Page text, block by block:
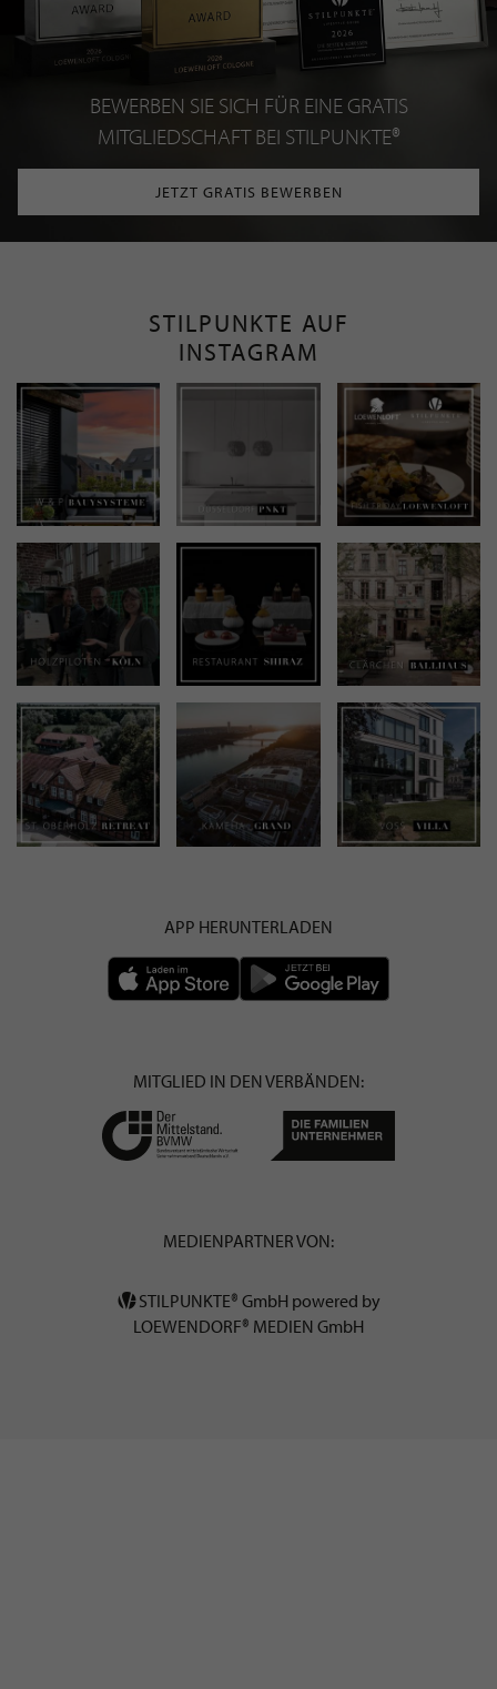
BEWERBEN SIE SICH FÜR EINE GRATIS
MITGLIEDSCHAFT BEI STILPUNKTE®
JETZT GRATIS BEWERBEN
STILPUNKTE AUF
INSTAGRAM
APP HERUNTERLADEN
MITGLIED IN DEN VERBÄNDEN:
MEDIENPARTNER VON:
STILPUNKTE® GmbH powered by
LOEWENDORF® MEDIEN GmbH